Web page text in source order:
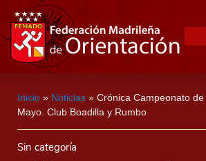
Inicio » Noticias » Crónica Campeonato
Mayo. Club Boadilla y Rumbo
Sin categoría